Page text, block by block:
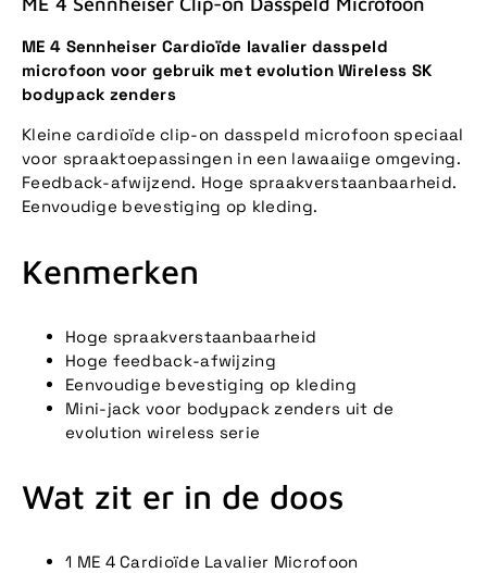
ME 4 Sennheiser Cardioïde lavalier dasspeld
microfoon voor gebruik met evolution Wireless SK
bodypack zenders
Kleine cardioïde clip-on dasspeld microfoon speciaal
voor spraaktoepassingen in een lawaaiige omgeving.
Feedback-afwijzend. Hoge spraakverstaanbaarheid.
Eenvoudige bevestiging op kleding.
Kenmerken
Hoge spraakverstaanbaarheid
Hoge feedback-afwijzing
Eenvoudige bevestiging op kleding
Mini-jack voor bodypack zenders uit de
evolution wireless serie
Wat zit er in de doos
1 ME 4 Cardioïde Lavalier Microfoon